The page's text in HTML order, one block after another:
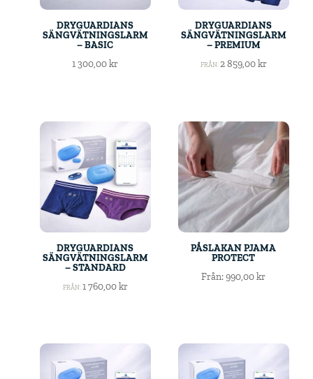
DRYGUARDIANS
SÄNGVÄTNINGSLARM
– BASIC
1 300,00kr
DRYGUARDIANS
SÄNGVÄTNINGSLARM
– PREMIUM
FRÅN:2 859,00kr
DRYGUARDIANS
SÄNGVÄTNINGSLARM
– STANDARD
FRÅN:1 760,00kr
PÅSLAKAN PJAMA
PROTECT
Från:990,00kr